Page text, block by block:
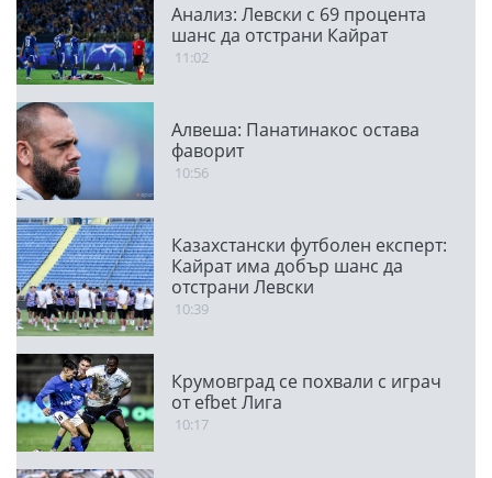
Анализ: Левски с 69 процента
шанс да отстрани Кайрат
11:02
Алвеша: Панатинакос остава
фаворит
10:56
Казахстански футболен експерт:
Кайрат има добър шанс да
отстрани Левски
10:39
Крумовград се похвали с играч
от efbet Лига
10:17